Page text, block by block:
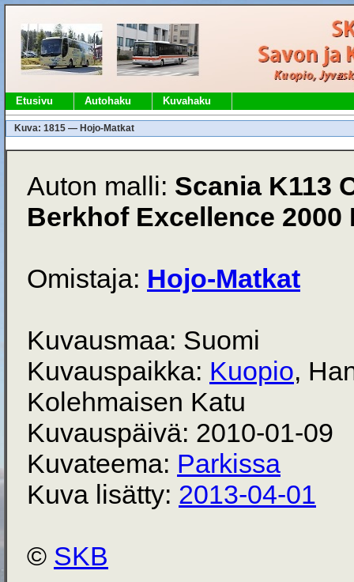
Etusivu Autohaku Kuvahaku
Kuva: 1815 — Hojo-Matkat
Auton malli: Scania K113
Berkhof Excellence 2000
Omistaja: Hojo-Matkat
Kuvausmaa: Suomi
Kuvauspaikka: Kuopio,
Kolehmaisen Katu
Kuvauspäivä: 2010-01-09
Kuvateema: Parkissa
Kuva lisätty: 2013-04-01
© SKB